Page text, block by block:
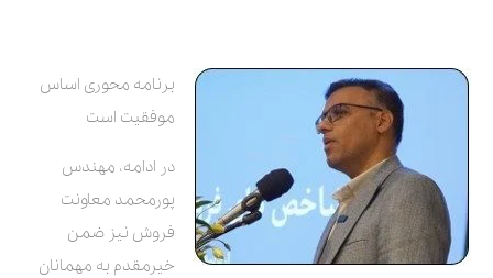
برنامه محوری اساس
موفقیت است
در ادامه، مهندس
پورمحمد معاونت
فروش نیز ضمن
خیرمقدم به مهمانان